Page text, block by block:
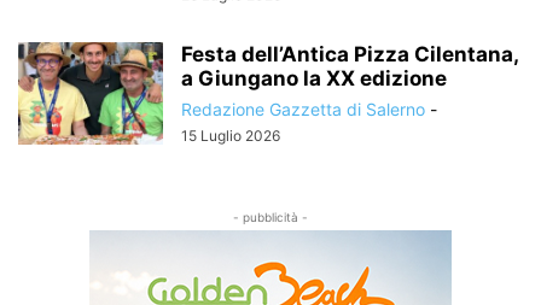
Festa dell’Antica Pizza Cilentana,
a Giungano la XX edizione
Redazione Gazzetta di Salerno -
15 Luglio 2026
- pubblicità -